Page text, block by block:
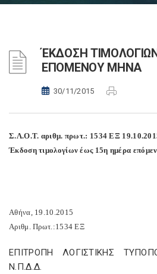
ΈΚΔΟΣΗ
ΕΠΟΜΕΝΟΥ ΜΗΝΑ
30/11/2015
Σ.Λ.Ο.Τ. αριθμ. πρωτ.: 1534 ΕΞ
Έκδοση τιμολογίων έως 15η ημέρα
Αθήνα, 19.10.2015
Αριθμ. Πρωτ.:1534 ΕΞ
ΕΠΙΤΡΟΠΗ ΛΟΓΙΣΤΙΚΗΣ
Ν.Π.Δ.Δ.